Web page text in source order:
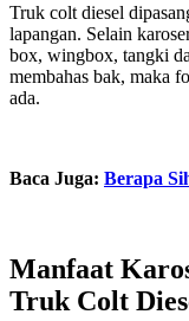
Truk colt diesel
lapangan. Selain
box, wingbox, tangki
membahas bak, maka
ada.
Baca Juga: Berapa
Manfaat
Truk Colt